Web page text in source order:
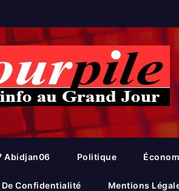
Abidjan06 Politique
Confidentialité Mentions